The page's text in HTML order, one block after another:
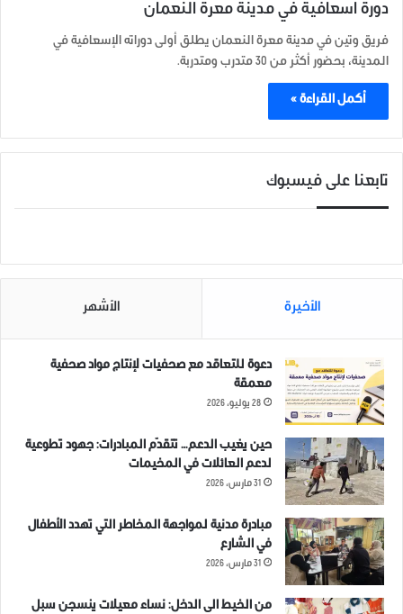
دورة اسعافية في مدينة معرة النعمان
فريق وتين في مدينة معرة النعمان يطلق أولى دوراته الإسعافية في
المدينة، بحضور أكثر من 30 متدرب ومتدربة.
أكمل القراءة »
تابعنا على فيسبوك
الأخيرة الأشهر
دعوة للتعاقد مع صحفيات لإنتاج مواد صحفية
معمقة
28 يوليو، 2026
حين يغيب الدعم… تتقدّم المبادرات: جهود تطوعية
لدعم العائلات في المخيمات
31 مارس، 2026
مبادرة مدنية لمواجهة المخاطر التي تهدد الأطفال
في الشارع
31 مارس، 2026
من الخيط الى الدخل: نساء معيلات ينسجن سبل